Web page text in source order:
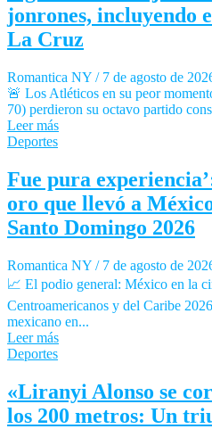
jonrones, incluyendo
La Cruz
Romantica NY / 7 de agosto de
🚨 Los Atléticos en su peor
70) perdieron su octavo partido
Leer más
Deportes
Fue pura
oro que llevó a
Santo Domingo 2026
Romantica NY / 7 de agosto de
📈 El podio general: México en la
Centroamericanos y del Caribe
mexicano en...
Leer más
Deportes
«Liranyi Alonso se
los 200 metros: Un